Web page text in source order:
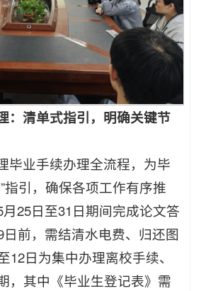
：清单式指引，明确关键节
毕业手续办理全流程，为毕
指引，确保各项工作有序推
25日至31日期间完成论文答
前，需结清水电费、归还图
12日为集中办理离校手续、
，其中《毕业生登记表》需